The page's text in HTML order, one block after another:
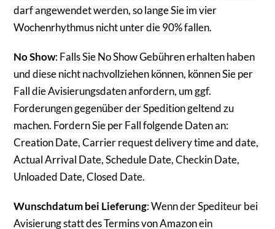
darf angewendet werden, so lange Sie im vier
Wochenrhythmus nicht unter die 90% fallen.
No Show: Falls Sie No Show Gebühren erhalten haben
und diese nicht nachvollziehen können, können Sie per
Fall die Avisierungsdaten anfordern, um ggf.
Forderungen gegenüber der Spedition geltend zu
machen. Fordern Sie per Fall folgende Daten an:
Creation Date, Carrier request delivery time and date,
Actual Arrival Date, Schedule Date, Checkin Date,
Unloaded Date, Closed Date.
Wunschdatum bei Lieferung: Wenn der Spediteur bei
Avisierung statt des Termins von Amazon ein